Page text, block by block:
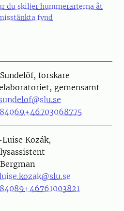
du skiljer hummerarterna åt
fynd
forskare
gemensamt
+46703068775
Kozák,
+46761003821